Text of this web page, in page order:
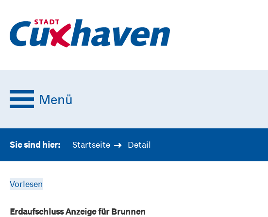
Menü
Sie sind hier: Startseite Detail
Vorlesen
Erdaufschluss Anzeige für Brunnen